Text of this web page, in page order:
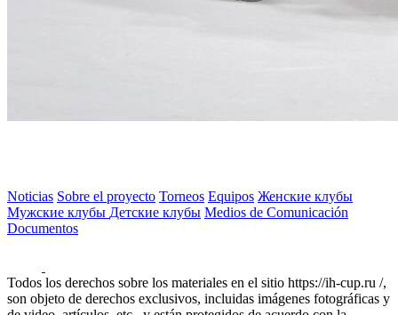
Noticias Sobre el proyecto Torneos Equipos Женские клубы
Мужские клубы Детские клубы Medios de Comunicación
Documentos
Todos los derechos sobre los materiales en el sitio https://ih-cup.ru /,
son objeto de derechos exclusivos, incluidas imágenes fotográficas y